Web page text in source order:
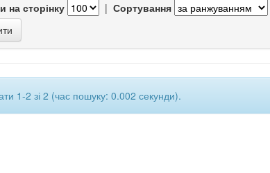
на сторінку | Сортування
1-2 зі 2 (час пошуку: 0.002 секунди).